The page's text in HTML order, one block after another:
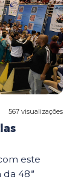
567 visualizações
este
48ª